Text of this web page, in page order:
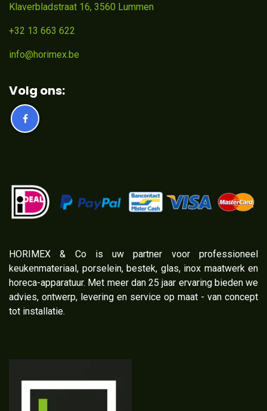
Klaverbladstraat 16, 3560 Lummen
+32 13 663 622
info@horimex.be
Volg ons:
​HORIMEX & Co is uw partner voor professioneel
keukenmateriaal, porselein, bestek, glas, inox maatwerk en
horeca-apparatuur. Met meer dan 25 jaar ervaring bieden we
advies, ontwerp, levering en service op maat - van concept
tot installatie.